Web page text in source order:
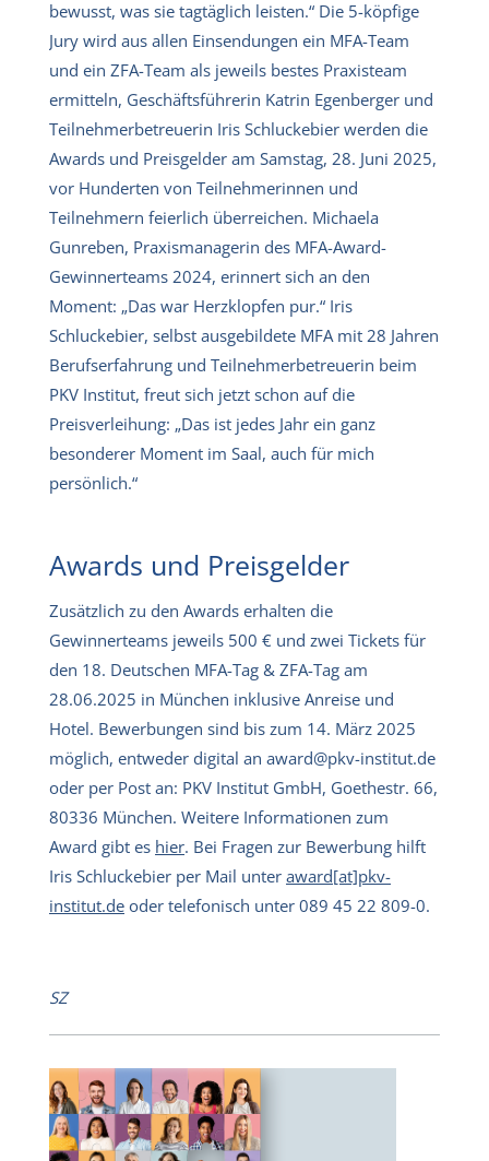
bewusst, was sie tagtäglich leisten.“ Die 5-köpfige
Jury wird aus allen Einsendungen ein MFA-Team
und ein ZFA-Team als jeweils bestes Praxisteam
ermitteln, Geschäftsführerin Katrin Egenberger und
Teilnehmerbetreuerin Iris Schluckebier werden die
Awards und Preisgelder am Samstag, 28. Juni 2025,
vor Hunderten von Teilnehmerinnen und
Teilnehmern feierlich überreichen. Michaela
Gunreben, Praxismanagerin des MFA-Award-
Gewinnerteams 2024, erinnert sich an den
Moment: „Das war Herzklopfen pur.“ Iris
Schluckebier, selbst ausgebildete MFA mit 28 Jahren
Berufserfahrung und Teilnehmerbetreuerin beim
PKV Institut, freut sich jetzt schon auf die
Preisverleihung: „Das ist jedes Jahr ein ganz
besonderer Moment im Saal, auch für mich
persönlich.“
Awards und Preisgelder
Zusätzlich zu den Awards erhalten die
Gewinnerteams jeweils 500 € und zwei Tickets für
den 18. Deutschen MFA-Tag & ZFA-Tag am
28.06.2025 in München inklusive Anreise und
Hotel. Bewerbungen sind bis zum 14. März 2025
möglich, entweder digital an award@pkv-institut.de
oder per Post an: PKV Institut GmbH, Goethestr. 66,
80336 München. Weitere Informationen zum
Award gibt es hier. Bei Fragen zur Bewerbung hilft
Iris Schluckebier per Mail unter award[at]pkv-
institut.de oder telefonisch unter 089 45 22 809-0.
SZ